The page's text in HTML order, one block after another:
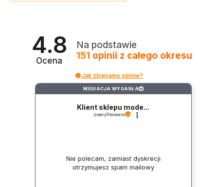
4.8
Ocena
Na podstawie
151 opinii z całego okresu
Jak zbieramy opinie?
MEDIACJA WYGASŁA ?
Klient sklepu mode...
zweryfikowano
Nie polecam, zamiast dyskrecji
otrzymujesz spam mailowy